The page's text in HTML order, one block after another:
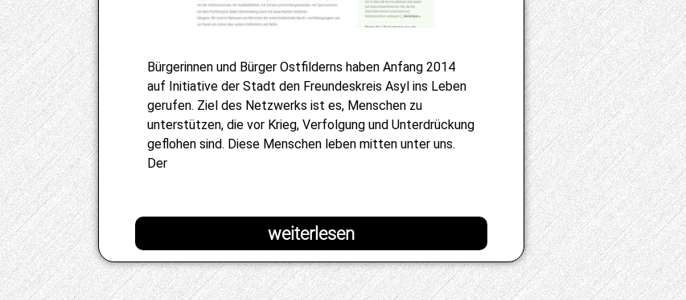
Bürgerinnen und Bürger Ostfilderns haben Anfang 2014
auf Initiative der Stadt den Freundeskreis Asyl ins Leben
gerufen. Ziel des Netzwerks ist es, Menschen zu
unterstützen, die vor Krieg, Verfolgung und Unterdrückung
geflohen sind. Diese Menschen leben mitten unter uns.
Der